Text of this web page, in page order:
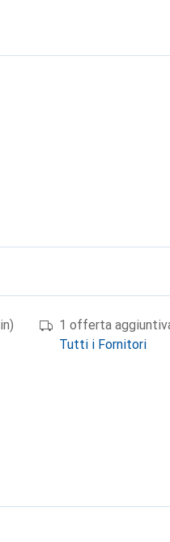
pertinenti garantiscono
1 offerta
Tutti i Fornitori